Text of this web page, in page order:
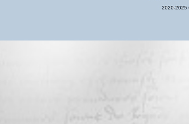
2020-2025